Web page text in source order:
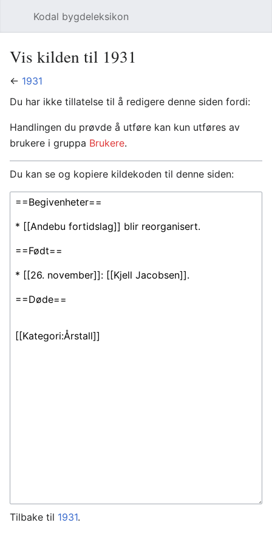
Kodal bygdeleksikon
Vis kilden til 1931
← 1931
Du har ikke tillatelse til å redigere denne siden fordi:
Handlingen du prøvde å utføre kan kun utføres av
brukere i gruppa Brukere.
Du kan se og kopiere kildekoden til denne siden:
Tilbake til 1931.